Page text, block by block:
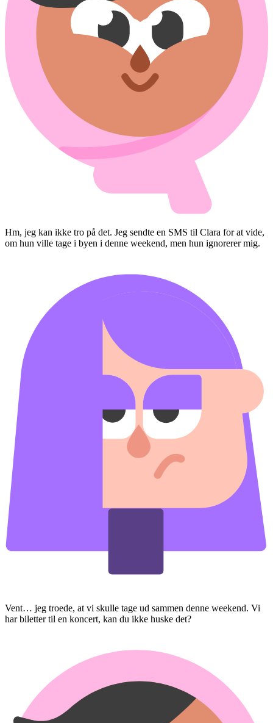
Hm, jeg kan ikke tro på det. Jeg sendte en SMS til Clara for at vide,
om hun ville tage i byen i denne weekend, men hun ignorerer mig.
Vent… jeg troede, at vi skulle tage ud sammen denne weekend. Vi
har biletter til en koncert, kan du ikke huske det?